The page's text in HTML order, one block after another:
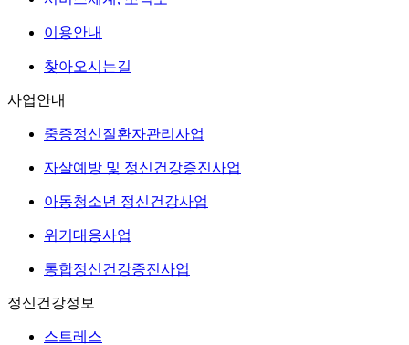
이용안내
찾아오시는길
사업안내
중증정신질환자관리사업
자살예방 및 정신건강증진사업
아동청소년 정신건강사업
위기대응사업
통합정신건강증진사업
정신건강정보
스트레스